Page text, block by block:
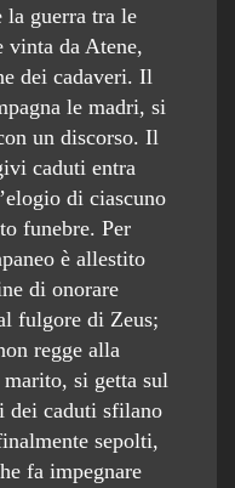
la guerra tra le
vinta da Atene,
dei cadaveri. Il
le madri, si
un discorso. Il
caduti entra
di ciascuno
funebre. Per
è allestito
di onorare
fulgore di Zeus;
regge alla
si getta sul
caduti sfilano
sepolti,
fa impegnare